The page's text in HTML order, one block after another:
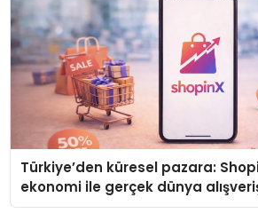
Türkiye’den küresel pazara:
ekonomi ile gerçek dünya
getirmeyi hedefliyor